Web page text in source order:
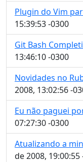
Plugin do Vim
15:39:53 -0300
Git Bash
13:46:10 -0300
Novidades no
2008, 13:02:56 -
Eu não paguei
07:27:30 -0300
Atualizando a
de 2008, 19:00:55